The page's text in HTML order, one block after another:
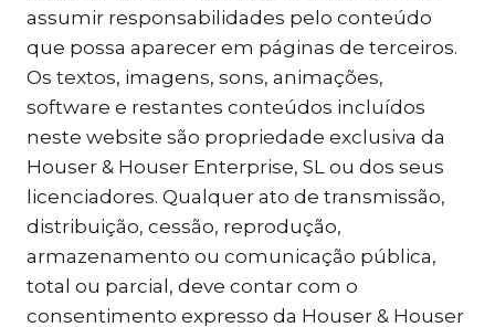
assumir responsabilidades pelo conteúdo
que possa aparecer em páginas de terceiros.
Os textos, imagens, sons, animações,
software e restantes conteúdos incluídos
neste website são propriedade exclusiva da
Houser & Houser Enterprise, SL ou dos seus
licenciadores. Qualquer ato de transmissão,
distribuição, cessão, reprodução,
armazenamento ou comunicação pública,
total ou parcial, deve contar com o
consentimento expresso da Houser & Houser